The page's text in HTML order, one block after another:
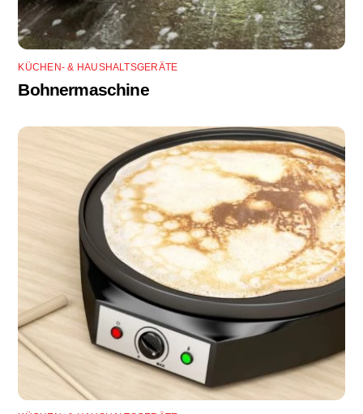
KÜCHEN- & HAUSHALTSGERÄTE
Bohnermaschine